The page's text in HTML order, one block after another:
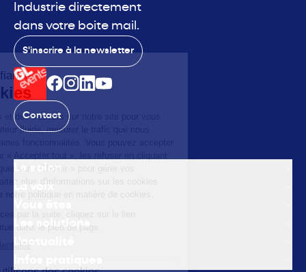
Industrie directement
dans votre boite mail.
S'inscrire à la newsletter
Contact
Le salon
La voix
Les solutions
L'actualité